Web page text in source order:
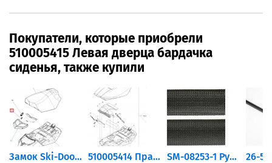
Покупатели, которые приобрели
510005415 Левая дверца бардачка
сиденья, также купили
Замок Ski-Doo LOCK 510005416 510005414 Правая дверца... SM-08253-1 Ручки руля SPI...